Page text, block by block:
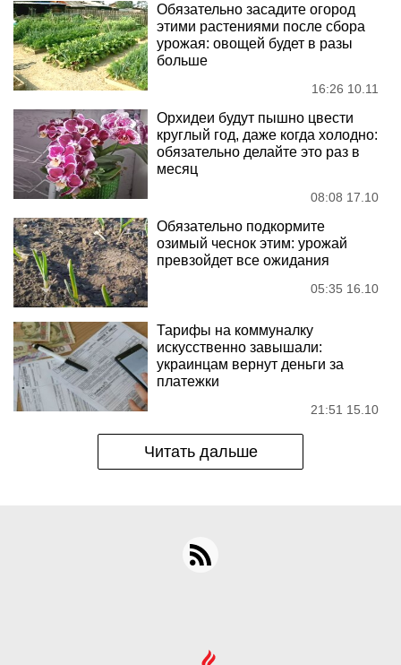
Обязательно засадите огород
этими растениями после сбора
урожая: овощей будет в разы
больше
16:26 10.11
Орхидеи будут пышно цвести
круглый год, даже когда холодно:
обязательно делайте это раз в
месяц
08:08 17.10
Обязательно подкормите
озимый чеснок этим: урожай
превзойдет все ожидания
05:35 16.10
Тарифы на коммуналку
искусственно завышали:
украинцам вернут деньги за
платежки
21:51 15.10
Читать дальше